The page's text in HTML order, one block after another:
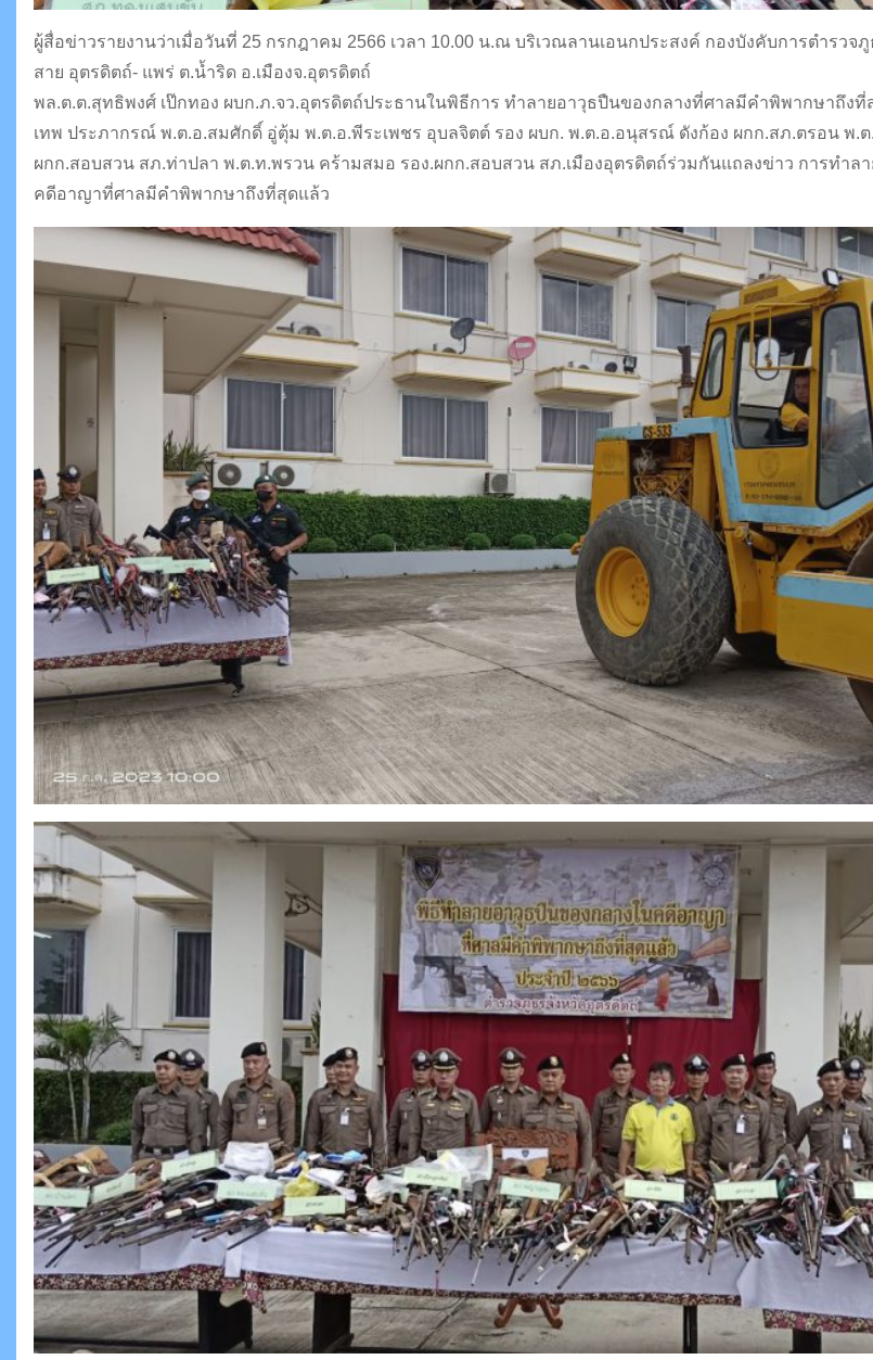
ผู้สื่อข่าวรายงานว่าเมื่อวันที่ 25 กรกฎาคม 2566 เวลา 10.00 น.ณ บริเวณลานเอนกประสงค์ กองบังคับการตำรวจ
สาย อุตรดิตถ์- แพร่ ต.น้ำริด อ.เมืองจ.อุตรดิตถ์
พล.ต.ต.สุทธิพงศ์ เป๊กทอง ผบก.ภ.จว.อุตรดิตถ์ประธานในพิธีการ ทำลายอาวุธปืนของกลางที่ศาลมีคำพิพากษาถึงที่
เทพ ประภากรณ์ พ.ต.อ.สมศักดิ์ อู่ตุ้ม พ.ต.อ.พีระเพชร อุบลจิตต์ รอง ผบก. พ.ต.อ.อนุสรณ์ ดังก้อง ผกก.สภ.ตรอน พ.
ผกก.สอบสวน สภ.ท่าปลา พ.ต.ท.พรวน คร้ามสมอ รอง.ผกก.สอบสวน สภ.เมืองอุตรดิตถ์ร่วมกันแถลงข่าว การทำล
คดีอาญาที่ศาลมีคำพิพากษาถึงที่สุดแล้ว